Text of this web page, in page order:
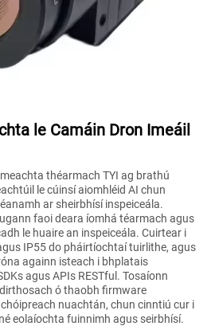
le Camáin Dron Imeáil
théarmach TYI ag brathú
le cúinsí aiomhléid AI chun
ar sheirbhísí inspeiceála.
faoi deara íomhá téarmach agus
le huaire an inspeiceála. Cuirtear i
IP55 do pháirtíochtaí tuirlithe, agus
againn isteach i bhplatais
agus APIs RESTful. Tosaíonn
ó thaobh firmware
nuachtán, chun cinntiú cur i
eolaíochta fuinnimh agus seirbhísí.